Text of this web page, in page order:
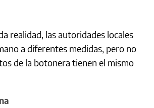
realidad, las autoridades locales
a diferentes medidas, pero no
de la botonera tienen el mismo